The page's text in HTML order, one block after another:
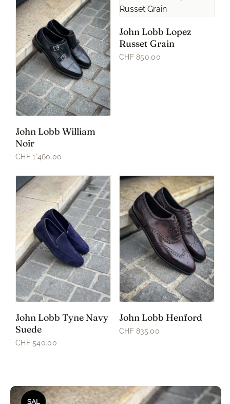
John Lobb William
Noir
CHF 1’460.00
John Lobb Lopez
Russet Grain
CHF 850.00
John Lobb Tyne Navy
Suede
CHF 540.00
John Lobb Henford
CHF 835.00
SAL
Ce